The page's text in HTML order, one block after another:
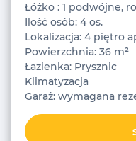
Łóżko : 1 podwójne,
Ilość osób: 4 os.
Lokalizacja: 4 piętro
Powierzchnia: 36 m²
Łazienka: Prysznic
Klimatyzacja
Garaż: wymagana